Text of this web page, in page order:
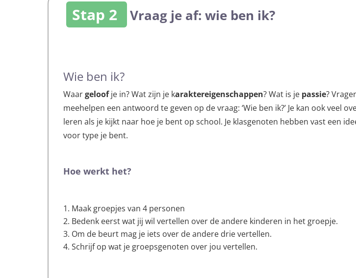
Stap 2 Vraag je af: wie ben ik?
Wie ben ik?
Waargeloofje in? Wat zijn je karaktereigenschappen? Wat is je passie?
meehelpen een antwoord te geven op de vraag: ‘Wie ben ik?’ Je kan ook veel
leren als je kijkt naar hoe je bent op school. Je klasgenoten hebben vast een
voor type je bent.
Hoe werkt het?
Maak groepjes van 4 personen
Bedenk eerst wat jij wil vertellen over de andere kinderen in het groepje.
Om de beurt mag je iets over de andere drie vertellen.
Schrijf op wat je groepsgenoten over jou vertellen.